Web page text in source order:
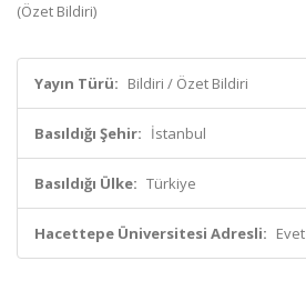
(Özet Bildiri)
Yayın Türü: Bildiri / Özet Bildiri
Basıldığı Şehir: İstanbul
Basıldığı Ülke: Türkiye
Hacettepe Üniversitesi Adresli: Evet